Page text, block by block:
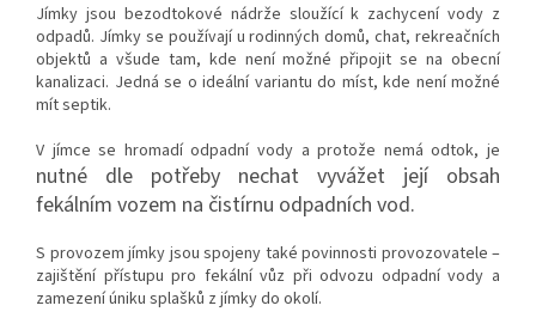
Jímky jsou bezodtokové nádrže sloužící k zachycení vody z
odpadů. Jímky se používají u rodinných domů, chat, rekreačních
objektů a všude tam, kde není možné připojit se na obecní
kanalizaci. Jedná se o ideální variantu do míst, kde není možné
mít septik.
V jímce se hromadí odpadní vody a protože nemá odtok, je
nutné dle potřeby nechat vyvážet její obsah
fekálním vozem na čistírnu odpadních vod.
S provozem jímky jsou spojeny také povinnosti provozovatele –
zajištění přístupu pro fekální vůz při odvozu odpadní vody a
zamezení úniku splašků z jímky do okolí.